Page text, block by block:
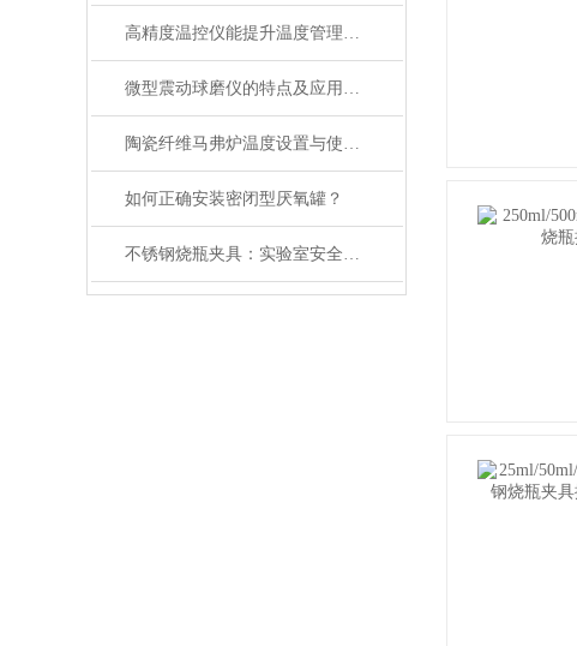
高精度温控仪能提升温度管理的精准性和效率
微型震动球磨仪的特点及应用领域说明
陶瓷纤维马弗炉温度设置与使用方法
如何正确安装密闭型厌氧罐？
不锈钢烧瓶夹具：实验室安全与效率的双重保障